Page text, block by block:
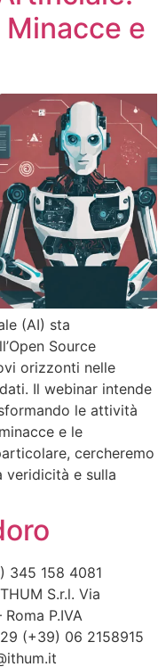
e
(AI) sta
Source
orizzonti nelle
Il webinar intende
le attività
e le
cercheremo
veridicità e sulla
345 158 4081
S.r.l. Via
P.IVA
(+39) 06 2158915